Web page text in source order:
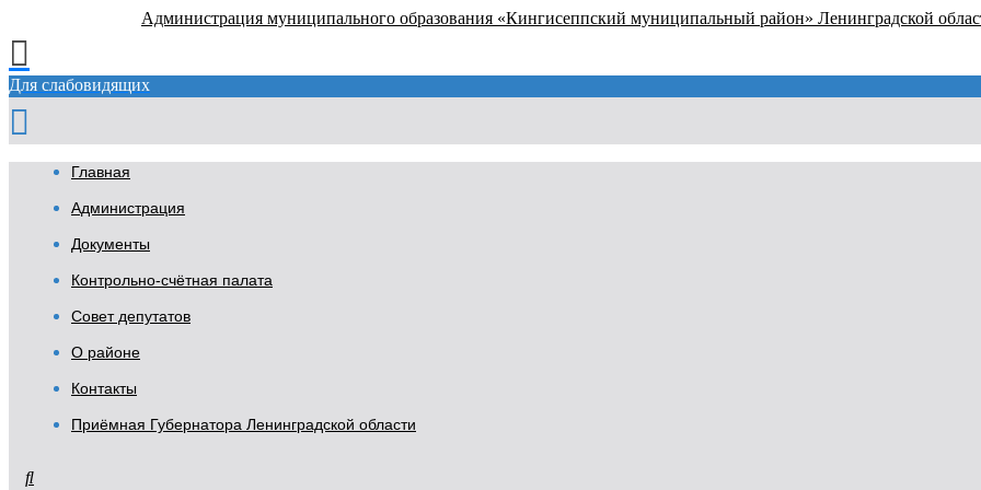
Администрация муниципального образования «Кингисеппский муниципальный район» Ленинградской
Для слабовидящих
Главная
Администрация
Документы
Контрольно-счётная палата
Совет депутатов
О районе
Контакты
Приёмная Губернатора Ленинградской области